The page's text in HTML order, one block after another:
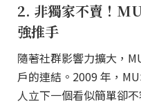
2. 非獨家不賣！
強推手
隨著社群影響力擴大，
戶的連結。2009 年，
人立下一個看似簡單卻